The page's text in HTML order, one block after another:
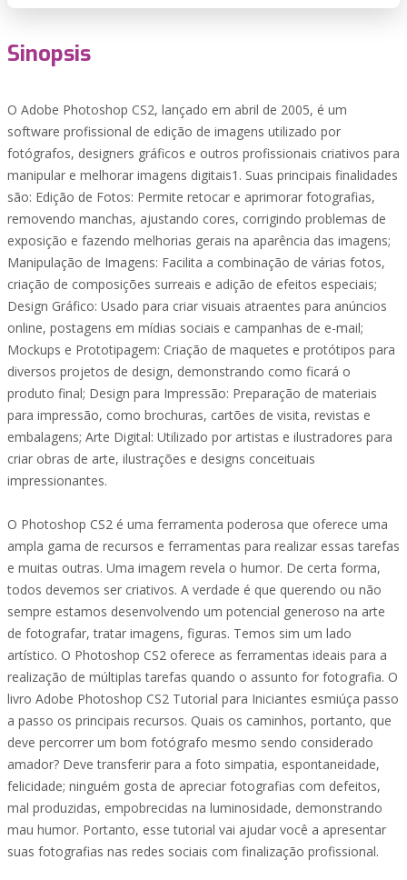
Sinopsis
O Adobe Photoshop CS2, lançado em abril de 2005, é um
software profissional de edição de imagens utilizado por
fotógrafos, designers gráficos e outros profissionais criativos para
manipular e melhorar imagens digitais1. Suas principais finalidades
são: Edição de Fotos: Permite retocar e aprimorar fotografias,
removendo manchas, ajustando cores, corrigindo problemas de
exposição e fazendo melhorias gerais na aparência das imagens;
Manipulação de Imagens: Facilita a combinação de várias fotos,
criação de composições surreais e adição de efeitos especiais;
Design Gráfico: Usado para criar visuais atraentes para anúncios
online, postagens em mídias sociais e campanhas de e-mail;
Mockups e Prototipagem: Criação de maquetes e protótipos para
diversos projetos de design, demonstrando como ficará o
produto final; Design para Impressão: Preparação de materiais
para impressão, como brochuras, cartões de visita, revistas e
embalagens; Arte Digital: Utilizado por artistas e ilustradores para
criar obras de arte, ilustrações e designs conceituais
impressionantes.
O Photoshop CS2 é uma ferramenta poderosa que oferece uma
ampla gama de recursos e ferramentas para realizar essas tarefas
e muitas outras. Uma imagem revela o humor. De certa forma,
todos devemos ser criativos. A verdade é que querendo ou não
sempre estamos desenvolvendo um potencial generoso na arte
de fotografar, tratar imagens, figuras. Temos sim um lado
artístico. O Photoshop CS2 oferece as ferramentas ideais para a
realização de múltiplas tarefas quando o assunto for fotografia. O
livro Adobe Photoshop CS2 Tutorial para Iniciantes esmiúça passo
a passo os principais recursos. Quais os caminhos, portanto, que
deve percorrer um bom fotógrafo mesmo sendo considerado
amador? Deve transferir para a foto simpatia, espontaneidade,
felicidade; ninguém gosta de apreciar fotografias com defeitos,
mal produzidas, empobrecidas na luminosidade, demonstrando
mau humor. Portanto, esse tutorial vai ajudar você a apresentar
suas fotografias nas redes sociais com finalização profissional.